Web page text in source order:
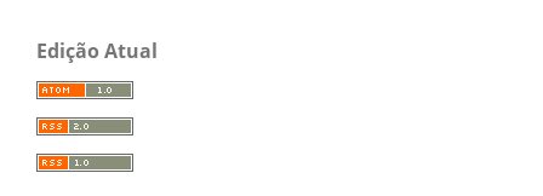
Edição Atual